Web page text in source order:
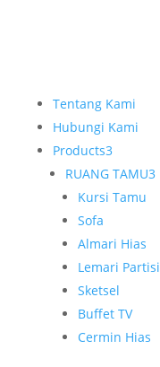
Tentang Kami
Hubungi Kami
Products3
RUANG TAMU3
Kursi Tamu
Sofa
Almari Hias
Lemari Partisi
Sketsel
Buffet TV
Cermin Hias